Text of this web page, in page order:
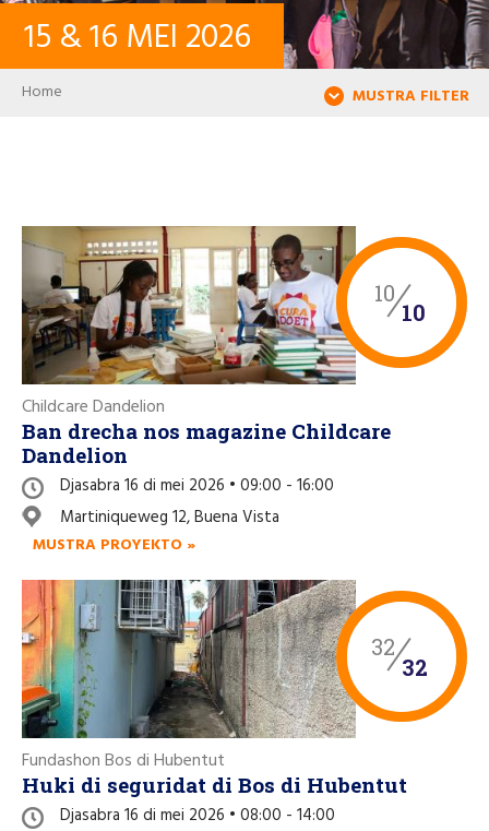
KONTAKTO
PALABRA KLAVE
Buska
Like nos página di Facebook
15 &16 MEI 2026
Breadcrumb
Home MUSTRA FILTER
10
10
Childcare Dandelion
Ban drecha nos magazine Childcare
Dandelion
Djasabra 16 di mei 2026 • 09:00 - 16:00
Martiniqueweg 12, Buena Vista
MUSTRA PROYEKTO »
32
32
Fundashon Bos di Hubentut
Huki di seguridat di Bos di Hubentut
Djasabra 16 di mei 2026 • 08:00 - 14:00